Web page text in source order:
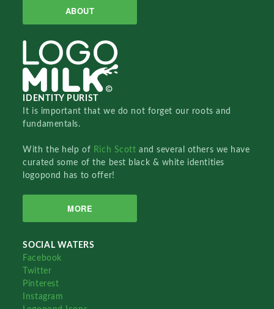
ABOUT
IDENTITY PURIST
It is important that we do not forget our roots and
fundamentals.
With the help of Rich Scottand several others we have
curated some of the best black & white identities
logopond has to offer!
MORE
SOCIAL WATERS
Facebook
Twitter
Pinterest
Instagram